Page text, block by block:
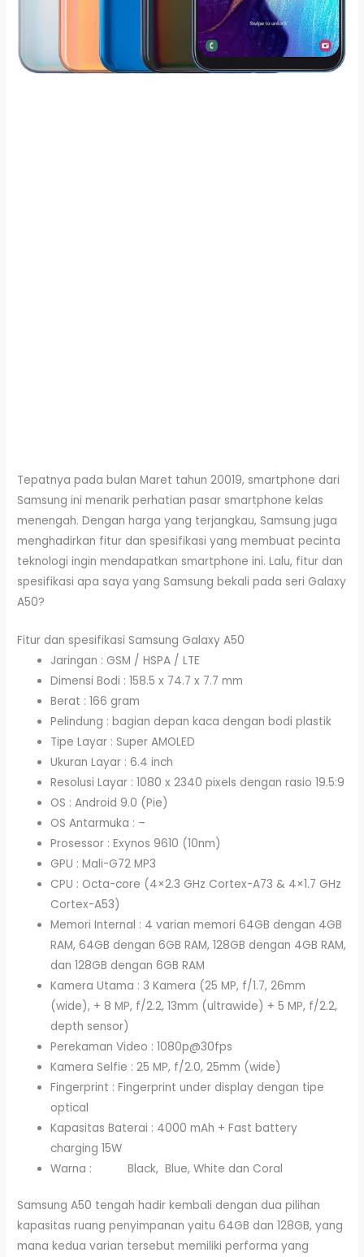
Tepatnya pada bulan Maret tahun 20019, smartphone dari
Samsung ini menarik perhatian pasar smartphone kelas
menengah. Dengan harga yang terjangkau, Samsung juga
menghadirkan fitur dan spesifikasi yang membuat pecinta
teknologi ingin mendapatkan smartphone ini. Lalu, fitur dan
spesifikasi apa saya yang Samsung bekali pada seri Galaxy
A50?
Fitur dan spesifikasi Samsung Galaxy A50
Jaringan : GSM / HSPA / LTE
Dimensi Bodi : 158.5 x 74.7 x 7.7 mm
Berat : 166 gram
Pelindung : bagian depan kaca dengan bodi plastik
Tipe Layar : Super AMOLED
Ukuran Layar : 6.4 inch
Resolusi Layar : 1080 x 2340 pixels dengan rasio 19.5:9
OS : Android 9.0 (Pie)
OS Antarmuka : –
Prosessor : Exynos 9610 (10nm)
GPU : Mali-G72 MP3
CPU : Octa-core (4×2.3 GHz Cortex-A73 & 4×1.7 GHz
Cortex-A53)
Memori Internal : 4 varian memori 64GB dengan 4GB
RAM, 64GB dengan 6GB RAM, 128GB dengan 4GB RAM,
dan 128GB dengan 6GB RAM
Kamera Utama : 3 Kamera (25 MP, f/1.7, 26mm
(wide), + 8 MP, f/2.2, 13mm (ultrawide) + 5 MP, f/2.2,
depth sensor)
Perekaman Video : 1080p@30fps
Kamera Selfie : 25 MP, f/2.0, 25mm (wide)
Fingerprint : Fingerprint under display dengan tipe
optical
Kapasitas Baterai : 4000 mAh + Fast battery
charging 15W
Warna : Black, Blue, White dan Coral
Samsung A50 tengah hadir kembali dengan dua pilihan
kapasitas ruang penyimpanan yaitu 64GB dan 128GB, yang
mana kedua varian tersebut memiliki performa yang